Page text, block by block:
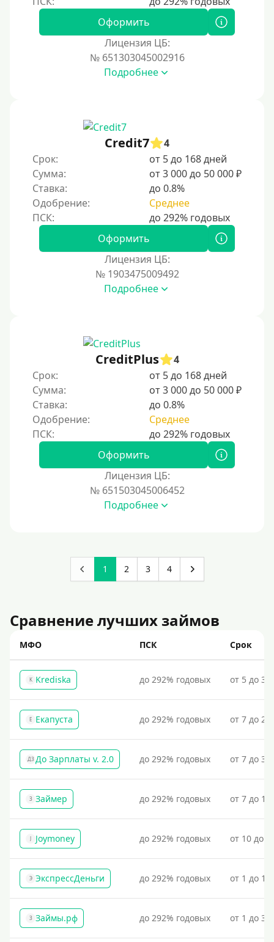
Оформить
Лицензия ЦБ:
№ 651303045002916
Подробнее
Credit7
4
Срок:
от 5 до 168 дней
Сумма:
от 3 000 до 50 000 ₽
Ставка:
до 0.8%
Одобрение:
Среднее
Оформить
Лицензия ЦБ:
№ 1903475009492
Подробнее
CreditPlus
4
Срок:
от 5 до 168 дней
Сумма:
от 3 000 до 50 000 ₽
Ставка:
до 0.8%
Одобрение:
Среднее
Оформить
Лицензия ЦБ:
№ 651503045006452
Подробнее
1 2 3 4
Сравнение лучших займов
МФО ПСК Срок
K Krediska до 292% годовых от 5 до
Е Екапуста до 292% годовых от 7 до
ДЗ До Зарплаты v. 2.0 до 292% годовых от 7 до
З Займер до 292% годовых от 7 до
J Joymoney до 292% годовых от 10 до
Э ЭкспрессДеньги до 292% годовых от 1 до
З Займы.рф до 292% годовых от 1 до